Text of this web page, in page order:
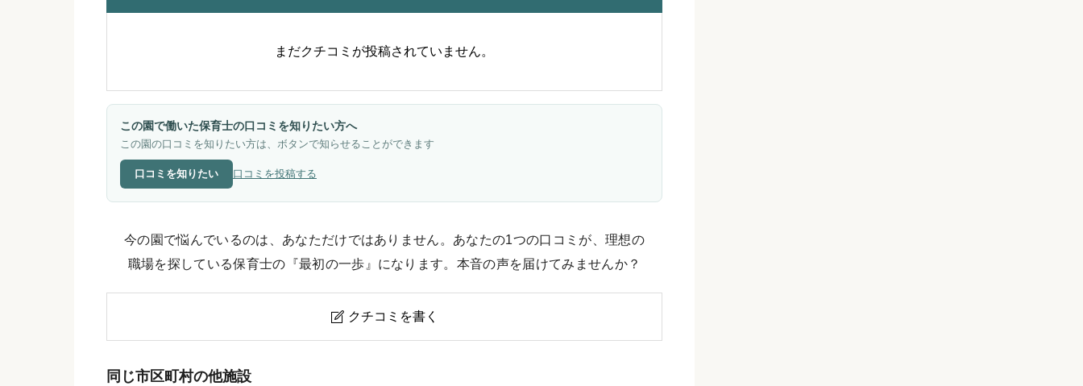
まだクチコミが投稿されていません。
この園で働いた保育士の口コミを知りたい方へ
この園の口コミを知りたい方は、ボタンで知らせることができます
口コミを知りたい 口コミを投稿する
今の園で悩んでいるのは、あなただけではありません。あなたの1つの口コミが、理想の
職場を探している保育士の『最初の一歩』になります。本音の声を届けてみませんか？
 クチコミを書く
同じ市区町村の他施設